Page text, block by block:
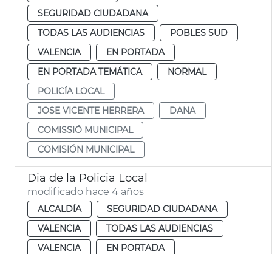
SEGURIDAD CIUDADANA
TODAS LAS AUDIENCIAS
POBLES SUD
VALENCIA
EN PORTADA
EN PORTADA TEMÁTICA
NORMAL
POLICÍA LOCAL
JOSE VICENTE HERRERA
DANA
COMISSIÓ MUNICIPAL
COMISIÓN MUNICIPAL
Dia de la Policia Local
modificado hace 4 años
ALCALDÍA
SEGURIDAD CIUDADANA
VALENCIA
TODAS LAS AUDIENCIAS
VALENCIA
EN PORTADA